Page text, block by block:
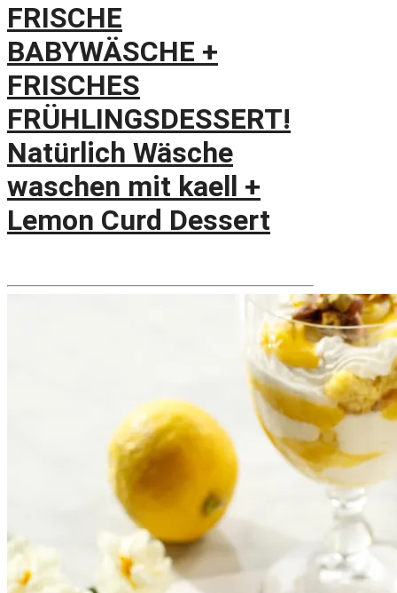
FRISCHE
BABYWÄSCHE +
FRISCHES
FRÜHLINGSDESSERT!
Natürlich Wäsche
waschen mit kaell +
Lemon Curd Dessert